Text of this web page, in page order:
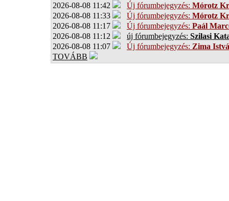
2026-08-08 11:42
Új fórumbejegyzés: Mórotz
2026-08-08 11:33
Új fórumbejegyzés: Mórotz
2026-08-08 11:17
Új fórumbejegyzés: Paál
2026-08-08 11:12
új fórumbejegyzés: Szilasi
2026-08-08 11:07
Új fórumbejegyzés: Zima
TOVÁBB